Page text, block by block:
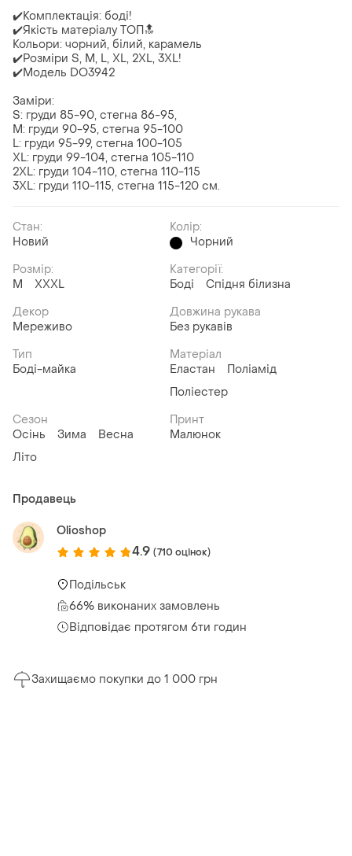
✔️Комплектація: боді!
✔️Якість матеріалу ТОП🔝
Кольори: чорний, білий, карамель
✔️Розміри S, M, L, XL, 2XL, 3XL!
✔️Модель DO3942
Заміри:
S: груди 85-90, стегна 86-95,
М: груди 90-95, стегна 95-100
L: груди 95-99, стегна 100-105
XL: груди 99-104, стегна 105-110
2XL: груди 104-110, стегна 110-115
3XL: груди 110-115, стегна 115-120 см.
Стан:
Новий
Колір:
Чорний
Розмір:
M
XXXL
Категорії:
Боді
Спідня білизна
Декор
Мереживо
Довжина рукава
Без рукавів
Тип
Боді-майка
Матеріал
Еластан
Поліамід
Поліестер
Сезон
Осінь
Зима
Весна
Літо
Принт
Малюнок
Продавець
Olioshop
4.9 (710 оцінок)
Подільськ
66% виконаних замовлень
Відповідає протягом 6ти годин
Захищаємо покупки до 1 000 грн